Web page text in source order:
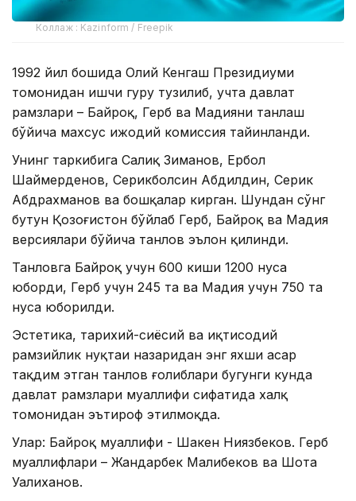
Коллаж : Kazinform / Freepik
1992 йил бошида Олий Кенгаш Президиуми
томонидан ишчи гуруҳ тузилиб, учта давлат
рамзлари – Байроқ, Герб ва Мадҳияни танлаш
бўйича махсус ижодий комиссия тайинланди.
Унинг таркибига Салиқ Зиманов, Ербол
Шаймерденов, Серикболсин Абдилдин, Серик
Абдрахманов ва бошқалар кирган. Шундан сўнг
бутун Қозоғистон бўйлаб Герб, Байроқ ва Мадҳия
версиялари бўйича танлов эълон қилинди.
Танловга Байроқ учун 600 киши 1200 нусҳа
юборди, Герб учун 245 та ва Мадҳия учун 750 та
нусҳа юборилди.
Эстетика, тарихий-сиёсий ва иқтисодий
рамзийлик нуқтаи назаридан энг яхши асар
тақдим этган танлов ғолиблари бугунги кунда
давлат рамзлари муаллифи сифатида халқ
томонидан эътироф этилмоқда.
Улар: Байроқ муаллифи - Шакен Ниязбеков. Герб
муаллифлари – Жандарбек Малибеков ва Шота
Уалиханов.